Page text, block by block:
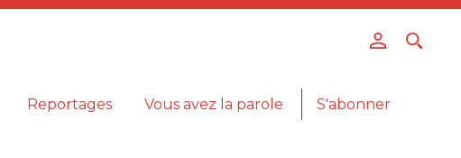
Reportages Vous avez la parole
S'abonner